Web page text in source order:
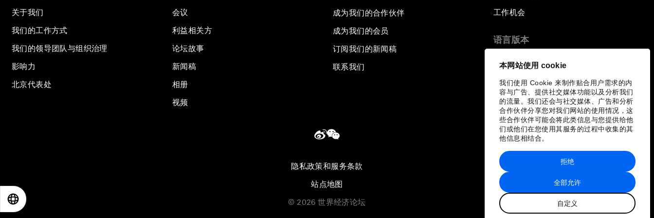
本网站使用 cookie
我们使用 Cookie 来制作贴合用户需求的内
容与广告、提供社交媒体功能以及分析我们
的流量。我们还会与社交媒体、广告和分析
合作伙伴分享您对我们网站的使用情况，这
些合作伙伴可能会将此类信息与您提供给他
们或他们在您使用其服务的过程中收集的其
他信息相结合。
全部允许
自定义
拒绝
关于我们
我们的工作方式
我们的领导团队与组织治理
影响力
北京代表处
会议
利益相关方
论坛故事
新闻稿
相册
视频
成为我们的合作伙伴
成为我们的会员
订阅我们的新闻稿
联系我们
工作机会
语言版本
隐私政策和服务条款
站点地图
© 2026 世界经济论坛